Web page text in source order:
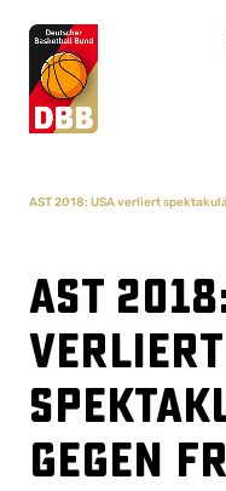
AST 2018: USA verliert
AST
verliert
gegen